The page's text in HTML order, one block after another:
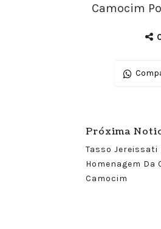
Camocim
Próxima
Tasso Jereissati
Homenagem Da
Camocim